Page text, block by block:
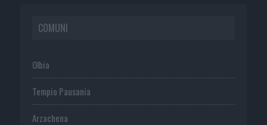
COMUNI
Olbia
Tempio Pausania
Arzachena